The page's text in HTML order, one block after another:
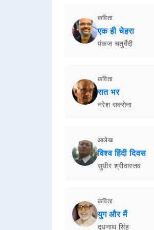
कविता
एक ही चेहरा
पंकज चतुर्वेदी
कविता
रात भर
नरेश सक्सेना
आलेख
विश्व हिंदी दिवस
सुधीर श्रीवास्तव
कविता
युग और मैं
दूधनाथ सिंह